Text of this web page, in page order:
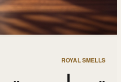
ROYAL SMELLS